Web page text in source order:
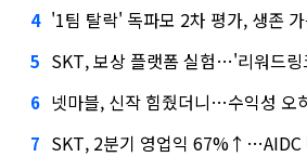
4 '1팀 탈락' 독파모 2차 평가, 생존
5 SKT, 보상 플랫폼 실험…'리워드링
6 넷마블, 신작 힘줬더니…수익성 오
7 SKT, 2분기 영업익 67%↑…AIDC